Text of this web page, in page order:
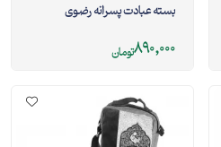
بسته عبادت پسرانه رضوی
890,000تومان